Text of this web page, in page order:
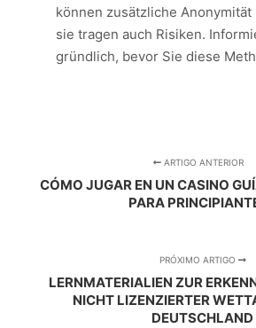
können zusätzliche Anonymität
sie tragen auch Risiken.
gründlich, bevor Sie diese
ARTIGO ANTERIOR
CÓMO JUGAR EN UN CASINO
PARA
PRÓXIMO ARTIGO
LERNMATERIALIEN ZUR
NICHT LIZENZIERTER
DEUTSCHLAND